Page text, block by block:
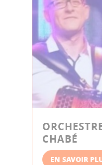
CHABÉ
EN SAVOIR